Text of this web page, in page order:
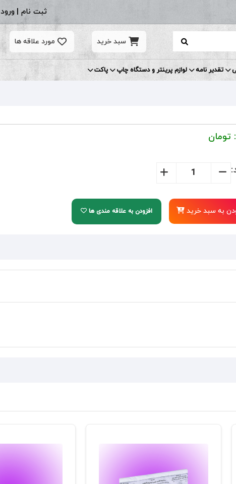
ثبت نام |ورود
مورد علاقه ها سبد خرید
تقدیر نامه لوازم پرینتر و دستگاه چاپ پاکت
تومان
به سبد خرید افزودن به علاقه مندی ها